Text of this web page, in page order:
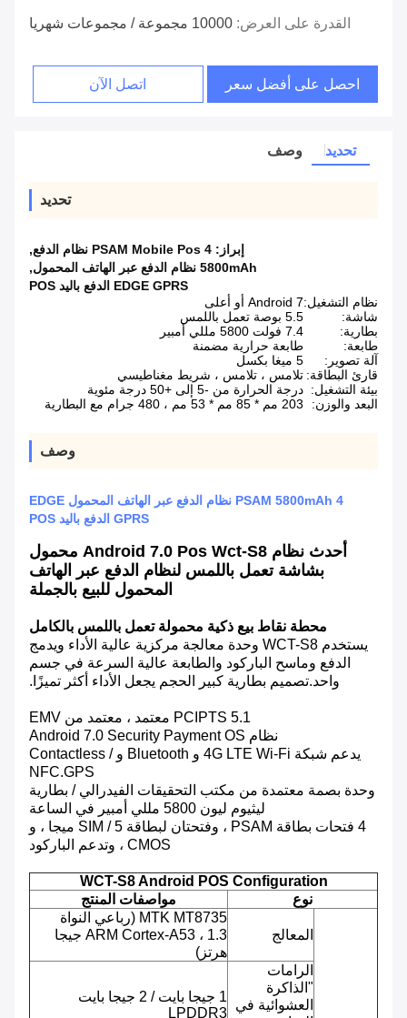
القدرة على العرض: 10000 مجموعة / مجموعات شهريا
احصل على أفضل سعر اتصل الآن
تحديد وصف
تحديد
إبراز: 4 PSAM Mobile Pos نظام الدفع
,
5800mAh نظام الدفع عبر الهاتف المحمول
,
EDGE GPRS الدفع باليد POS
نظام التشغيل:Android 7 أو أعلى
شاشة:
5.5 بوصة تعمل باللمس
بطارية:
7.4 فولت 5800 مللي أمبير
طابعة:
طابعة حرارية مضمنة
آلة تصوير:
5 ميغا بكسل
قارئ البطاقة: تلامس ، تلامس ، شريط مغناطيسي
بيئة التشغيل: درجة الحرارة من -5 إلى +50 درجة مئوية
البعد والوزن:
203 مم * 85 مم * 53 مم ، 480 جرام مع البطارية
وصف
4 PSAM 5800mAh نظام الدفع عبر الهاتف المحمول EDGE
GPRS الدفع باليد POS
أحدث نظام Android 7.0 Pos Wct-S8 محمول
بشاشة تعمل باللمس لنظام الدفع عبر الهاتف
المحمول للبيع بالجملة
محطة نقاط بيع ذكية محمولة تعمل باللمس بالكامل
يستخدم WCT-S8 وحدة معالجة مركزية عالية الأداء ويدمج
الدفع وماسح الباركود والطابعة عالية السرعة في جسم
واحد.تصميم بطارية كبير الحجم يجعل الأداء أكثر تميزًا.
PCIPTS 5.1 معتمد ، معتمد من EMV
نظام Android 7.0 Security Payment OS
يدعم شبكة 4G LTE Wi-Fi و Bluetooth و Contactless /
NFC.GPS
وحدة بصمة معتمدة من مكتب التحقيقات الفيدرالي / بطارية
ليثيوم ليون 5800 مللي أمبير في الساعة
4 فتحات بطاقة PSAM ، وفتحتان لبطاقة SIM / 5 ميجا ، و
CMOS ، وتدعم الباركود
WCT-S8 Android POS Configuration
نوع
مواصفات المنتج
المعالج
MTK MT8735 (رباعي النواة
ARM Cortex-A53 ، 1.3 جيجا
هرتز)
الرامات
"الذاكرة
العشوائية في
1 جيجا بايت / 2 جيجا بايت
LPDDR3